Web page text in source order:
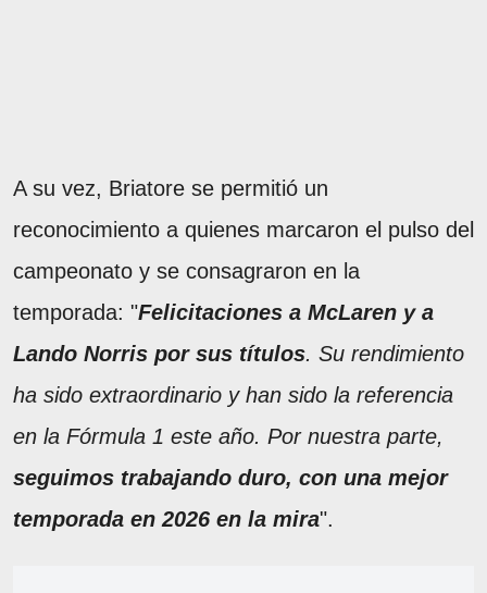
A su vez, Briatore se permitió un
reconocimiento a quienes marcaron el pulso del
campeonato y se consagraron en la
temporada: "Felicitaciones a McLaren y a
Lando Norris por sus títulos. Su rendimiento
ha sido extraordinario y han sido la referencia
en la Fórmula 1 este año. Por nuestra parte,
seguimos trabajando duro, con una mejor
temporada en 2026 en la mira".